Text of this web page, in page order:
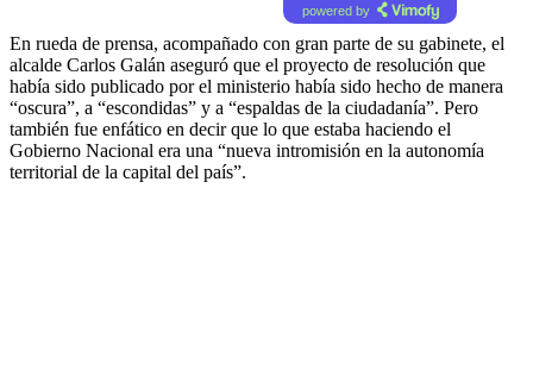
powered by
En rueda de prensa, acompañado con gran parte de su gabinete, el
alcalde Carlos Galán aseguró que el proyecto de resolución que
había sido publicado por el ministerio había sido hecho de manera
“oscura”, a “escondidas” y a “espaldas de la ciudadanía”. Pero
también fue enfático en decir que lo que estaba haciendo el
Gobierno Nacional era una “nueva intromisión en la autonomía
territorial de la capital del país”.